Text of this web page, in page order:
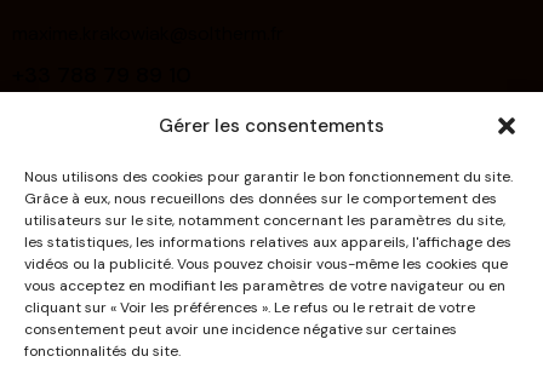
Gérer les consentements
Nous utilisons des cookies pour garantir le bon fonctionnement du site.
Grâce à eux, nous recueillons des données sur le comportement des
utilisateurs sur le site, notamment concernant les paramètres du site,
les statistiques, les informations relatives aux appareils, l'affichage des
vidéos ou la publicité. Vous pouvez choisir vous-même les cookies que
vous acceptez en modifiant les paramètres de votre navigateur ou en
cliquant sur « Voir les préférences ». Le refus ou le retrait de votre
consentement peut avoir une incidence négative sur certaines
fonctionnalités du site.
Home
About Us
Deco Effects
Systems
Products